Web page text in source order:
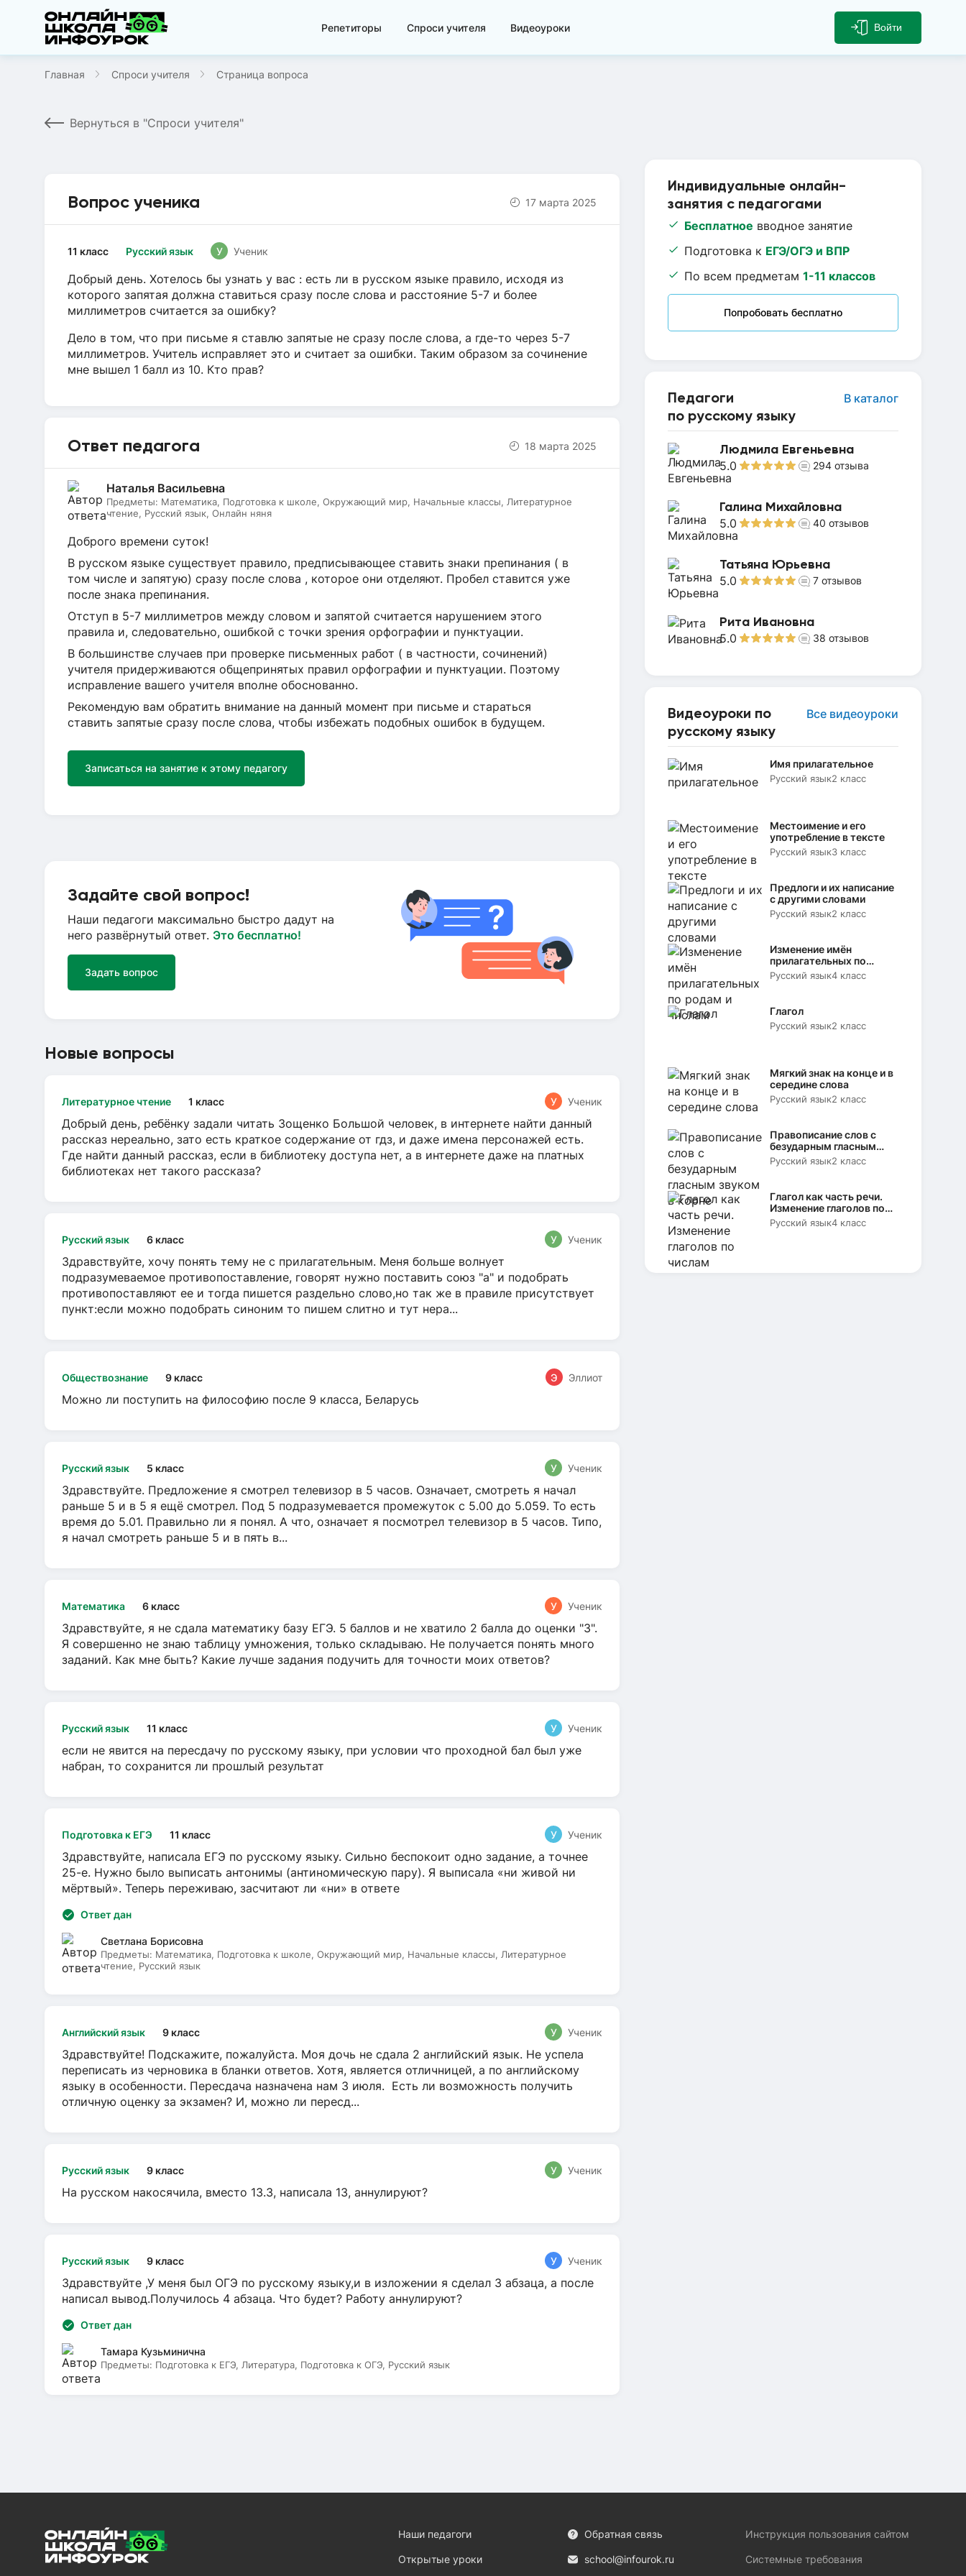
Репетиторы Спроси учителя Видеоуроки Войти
Главная Спроси учителя Страница вопроса
Вернуться в "Спроси учителя"
Индивидуальные онлайн-
занятия с педагогами
Бесплатное вводное занятие
Подготовка к ЕГЭ/ОГЭ и ВПР
По всем предметам 1-11 классов
Попробовать бесплатно
Педагоги
по русскому языку
В каталог
Людмила Евгеньевна
5.0 294 отзыва
Галина Михайловна
5.0 40 отзывов
Татьяна Юрьевна
5.0 7 отзывов
Рита Ивановна
5.0 38 отзывов
Видеоуроки по
русскому языку
Все видеоуроки
Имя прилагательное
Русский язык2 класс
Местоимение и его
употребление в тексте
Русский язык3 класс
Предлоги и их написание
с другими словами
Русский язык2 класс
Изменение имён
прилагательных по
родам и числам
Русский язык4 класс
Глагол
Русский язык2 класс
Мягкий знак на конце и в
середине слова
Русский язык2 класс
Правописание слов с
безударным гласным
звуком в корне
Русский язык2 класс
Глагол как часть речи.
Изменение глаголов по
числам
Русский язык4 класс
Вопрос ученика 17 марта 2025
Русский язык
11 класс У Ученик
Добрый день. Хотелось бы узнать у вас : есть ли в русском языке правило, исходя из
которого запятая должна ставиться сразу после слова и расстояние 5-7 и более
миллиметров считается за ошибку?
Дело в том, что при письме я ставлю запятые не сразу после слова, а где-то через 5-7
миллиметров. Учитель исправляет это и считает за ошибки. Таким образом за сочинение
мне вышел 1 балл из 10. Кто прав?
Ответ педагога 18 марта 2025
Наталья Васильевна
Предметы: Математика, Подготовка к школе, Окружающий мир, Начальные классы, Литературное
чтение, Русский язык, Онлайн няня
Доброго времени суток!
В русском языке существует правило, предписывающее ставить знаки препинания ( в
том числе и запятую) сразу после слова , которое они отделяют. Пробел ставится уже
после знака препинания.
Отступ в 5-7 миллиметров между словом и запятой считается нарушением этого
правила и, следовательно, ошибкой с точки зрения орфографии и пунктуации.
В большинстве случаев при проверке письменных работ ( в частности, сочинений)
учителя придерживаются общепринятых правил орфографии и пунктуации. Поэтому
исправление вашего учителя вполне обоснованно.
Рекомендую вам обратить внимание на данный момент при письме и стараться
ставить запятые сразу после слова, чтобы избежать подобных ошибок в будущем.
Записаться на занятие к этому педагогу
Задайте свой вопрос!
Наши педагоги максимально быстро дадут на
него развёрнутый ответ. Это бесплатно!
Задать вопрос
Новые вопросы
Литературное чтение 1 класс У Ученик
Добрый день, ребёнку задали читать Зощенко Большой человек, в интернете найти данный
рассказ нереально, зато есть краткое содержание от гдз, и даже имена персонажей есть.
Где найти данный рассказ, если в библиотеку доступа нет, а в интернете даже на платных
библиотеках нет такого рассказа?
Русский язык 6 класс У Ученик
Здравствуйте, хочу понять тему не с прилагательным. Меня больше волнует
подразумеваемое противопоставление, говорят нужно поставить союз "а" и подобрать
противопоставляют ее и тогда пишется раздельно слово,но так же в правиле присутствует
пункт:если можно подобрать синоним то пишем слитно и тут нера...
Обществознание 9 класс Э Эллиот
Можно ли поступить на философию после 9 класса, Беларусь
Русский язык 5 класс У Ученик
Здравствуйте. Предложение я смотрел телевизор в 5 часов. Означает, смотреть я начал
раньше 5 и в 5 я ещё смотрел. Под 5 подразумевается промежуток с 5.00 до 5.059. То есть
время до 5.01. Правильно ли я понял. А что, означает я посмотрел телевизор в 5 часов. Типо,
я начал смотреть раньше 5 и в пять в...
Математика 6 класс У Ученик
Здравствуйте, я не сдала математику базу ЕГЭ. 5 баллов и не хватило 2 балла до оценки "3".
Я совершенно не знаю таблицу умножения, только складываю. Не получается понять много
заданий. Как мне быть? Какие лучше задания подучить для точности моих ответов?
Русский язык 11 класс У Ученик
если не явится на пересдачу по русскому языку, при условии что проходной бал был уже
набран, то сохранится ли прошлый результат
Подготовка к ЕГЭ 11 класс У Ученик
Здравствуйте, написала ЕГЭ по русскому языку. Сильно беспокоит одно задание, а точнее
25-е. Нужно было выписать антонимы (антиномическую пару). Я выписала «ни живой ни
мёртвый». Теперь переживаю, засчитают ли «ни» в ответе
Ответ дан
Светлана Борисовна
Предметы: Математика, Подготовка к школе, Окружающий мир, Начальные классы, Литературное
чтение, Русский язык
Английский язык 9 класс У Ученик
Здравствуйте! Подскажите, пожалуйста. Моя дочь не сдала 2 английский язык. Не успела
переписать из черновика в бланки ответов. Хотя, является отличницей, а по английскому
языку в особенности. Пересдача назначена нам 3 июля. Есть ли возможность получить
отличную оценку за экзамен? И, можно ли пересд...
Русский язык 9 класс У Ученик
На русском накосячила, вместо 13.3, написала 13, аннулируют?
Русский язык 9 класс У Ученик
Здравствуйте ,У меня был ОГЭ по русскому языку,и в изложении я сделал 3 абзаца, а после
написал вывод.Получилось 4 абзаца. Что будет? Работу аннулируют?
Ответ дан
Тамара Кузьминична
Предметы: Подготовка к ЕГЭ, Литература, Подготовка к ОГЭ, Русский язык
Наши педагоги
Открытые уроки
Обратная связь
school@infourok.ru
Инструкция пользования сайтом
Системные требования